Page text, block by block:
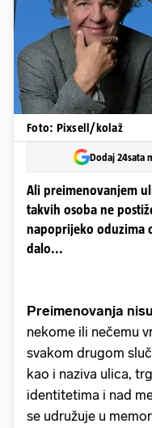
Foto: Pixsell/kolaž
Dodaj 24sata
Ali preimenovanjem
takvih osoba ne
napoprijeko oduzima
dalo...
Preimenovanja nisu
nekome ili nečemu
svakom drugom
kao i naziva ulica,
identitetima i nad
se udružuje u